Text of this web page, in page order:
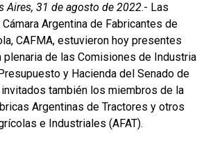
m
p
ar
tir
Aires, 31 de agosto de 2022.- Las
Argentina de Fabricantes de
CAFMA, estuvieron hoy presentes
plenaria de las Comisiones de Industria
y Hacienda del Senado de
invitados también los miembros de la
Argentinas de Tractores y otros
e Industriales (AFAT).